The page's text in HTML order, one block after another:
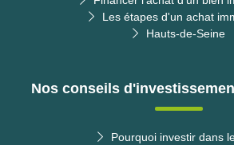
Les étapes d'un achat
Hauts-de-Seine
Nos conseils
Pourquoi investir dans